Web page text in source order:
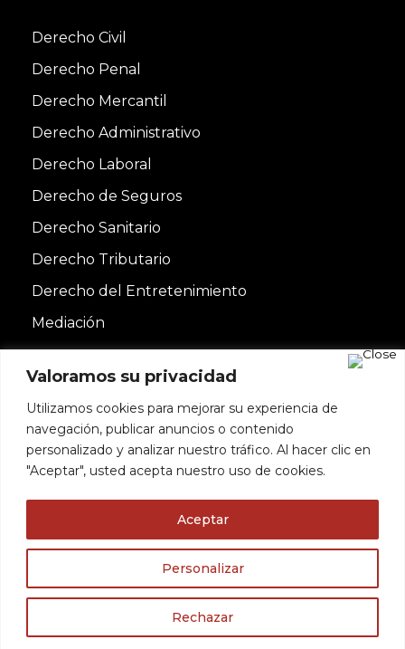
Valoramos su privacidad
Utilizamos cookies para mejorar su experiencia de
navegación, publicar anuncios o contenido
personalizado y analizar nuestro tráfico. Al hacer clic en
"Aceptar", usted acepta nuestro uso de cookies.
Personalizar
Rechazar
Aceptar
Derecho Civil
Derecho Penal
Derecho Mercantil
Derecho Administrativo
Derecho Laboral
Derecho de Seguros
Derecho Sanitario
Derecho Tributario
Derecho del Entretenimiento
Mediación
SLP | Todos los derechos reservados | Diseñado
Utilizamos cookies para ofrecerte la mejor experiencia en
Puedes aprender más sobre qué cookies utilizamos o
desactivarlas en losajustes.